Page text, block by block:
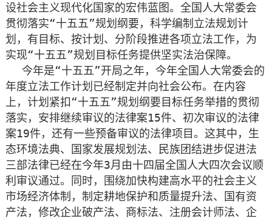
设社会主义现代化国家的宏伟蓝图。全国人大常委会
贯彻落实“十五五”规划纲要，科学编制立法规划计
划，有目标、按计划、分阶段推进各项立法工作，为
实现“十五五”规划目标任务提供坚实法治保障。
今年是“十五五”开局之年，今年全国人大常委会的
年度立法工作计划已经制定并向社会公布。在内容
上，计划紧扣“十五五”规划纲要目标任务举措的贯彻
落实，安排继续审议的法律案15件、初次审议的法律
案19件，还有一些预备审议的法律项目。这其中，生
态环境法典、国家发展规划法、民族团结进步促进法
三部法律已经在今年3月由十四届全国人大四次会议顺
利审议通过。同时，围绕加快构建高水平的社会主义
市场经济体制，制定耕地保护和质量提升法、国有资
产法，修改企业破产法、商标法、注册会计师法、企